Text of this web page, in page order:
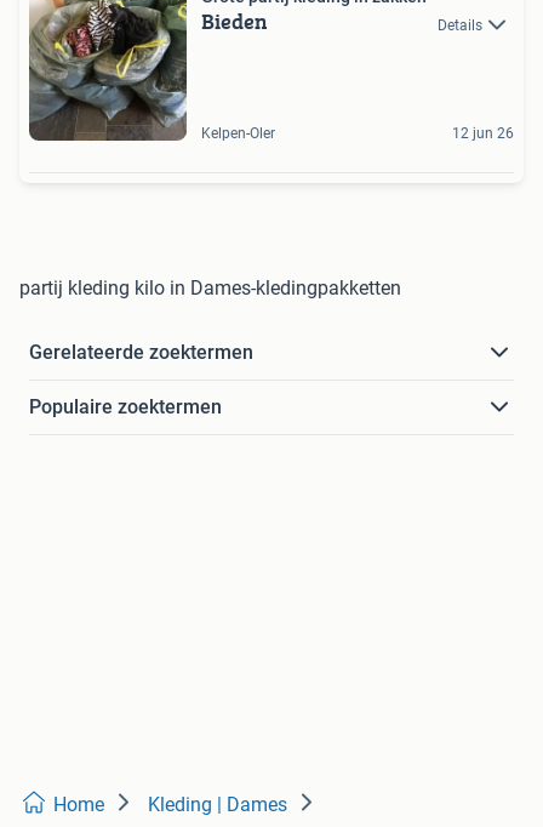
Bieden Details
Kelpen-Oler 12 jun 26
partij kleding kilo in Dames-kledingpakketten
Gerelateerde zoektermen
Populaire zoektermen
Home Kleding | Dames